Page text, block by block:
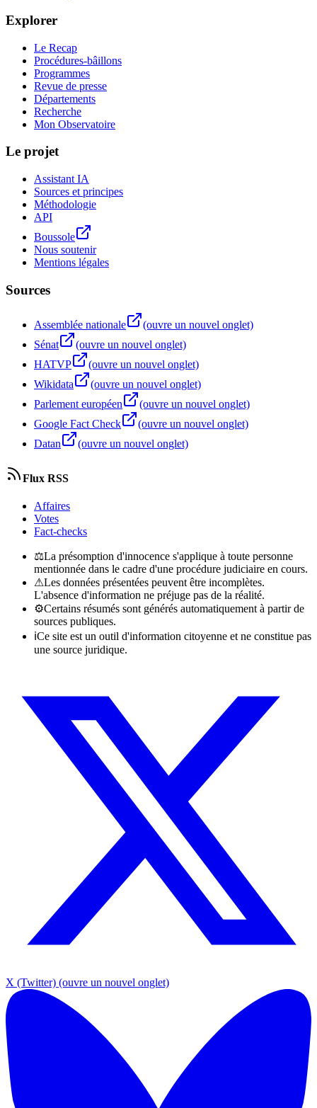
Explorer
Le Recap
Procédures-bâillons
Programmes
Revue de presse
Départements
Recherche
Mon Observatoire
Le projet
Assistant IA
Sources et principes
Méthodologie
API
Boussole
Nous soutenir
Mentions légales
Sources
Assemblée nationale
(ouvre un nouvel onglet)
Sénat
(ouvre un nouvel onglet)
HATVP
(ouvre un nouvel onglet)
Wikidata
(ouvre un nouvel onglet)
Parlement européen
(ouvre un nouvel onglet)
Google Fact Check
(ouvre un nouvel onglet)
Datan
(ouvre un nouvel onglet)
Flux RSS
Affaires
Votes
Fact-checks
⚖La présomption d'innocence s'applique à toute personne
mentionnée dans le cadre d'une procédure judiciaire en cours.
⚠Les données présentées peuvent être incomplètes.
L'absence d'information ne préjuge pas de la réalité.
⚙Certains résumés sont générés automatiquement à partir de
sources publiques.
ℹCe site est un outil d'information citoyenne et ne constitue pas
une source juridique.
X (Twitter) (ouvre un nouvel onglet)